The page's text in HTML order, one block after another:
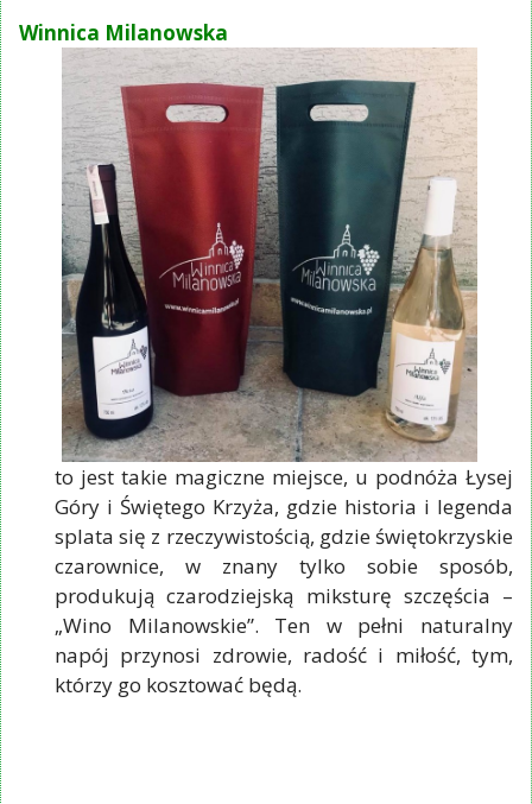
Winnica Milanowska
to jest takie magiczne miejsce, u podnóża Łysej
Góry i Świętego Krzyża, gdzie historia i legenda
splata się z rzeczywistością, gdzie świętokrzyskie
czarownice, w znany tylko sobie sposób,
produkują czarodziejską miksturę szczęścia –
„Wino Milanowskie”. Ten w pełni naturalny
napój przynosi zdrowie, radość i miłość, tym,
którzy go kosztować będą.